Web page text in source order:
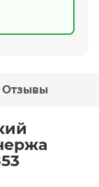
Отзывы